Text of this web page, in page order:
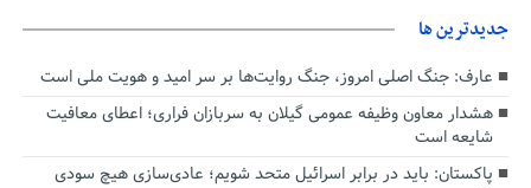
جديدترين ها
عارف: جنگ اصلی امروز، جنگ روایت‌ها بر سر امید و هویت ملی است
هشدار معاون وظیفه عمومی گیلان به سربازان فراری؛ اعطای معافیت
شایعه است
پاکستان: باید در برابر اسرائیل متحد شویم؛ عادی‌سازی هیچ سودی